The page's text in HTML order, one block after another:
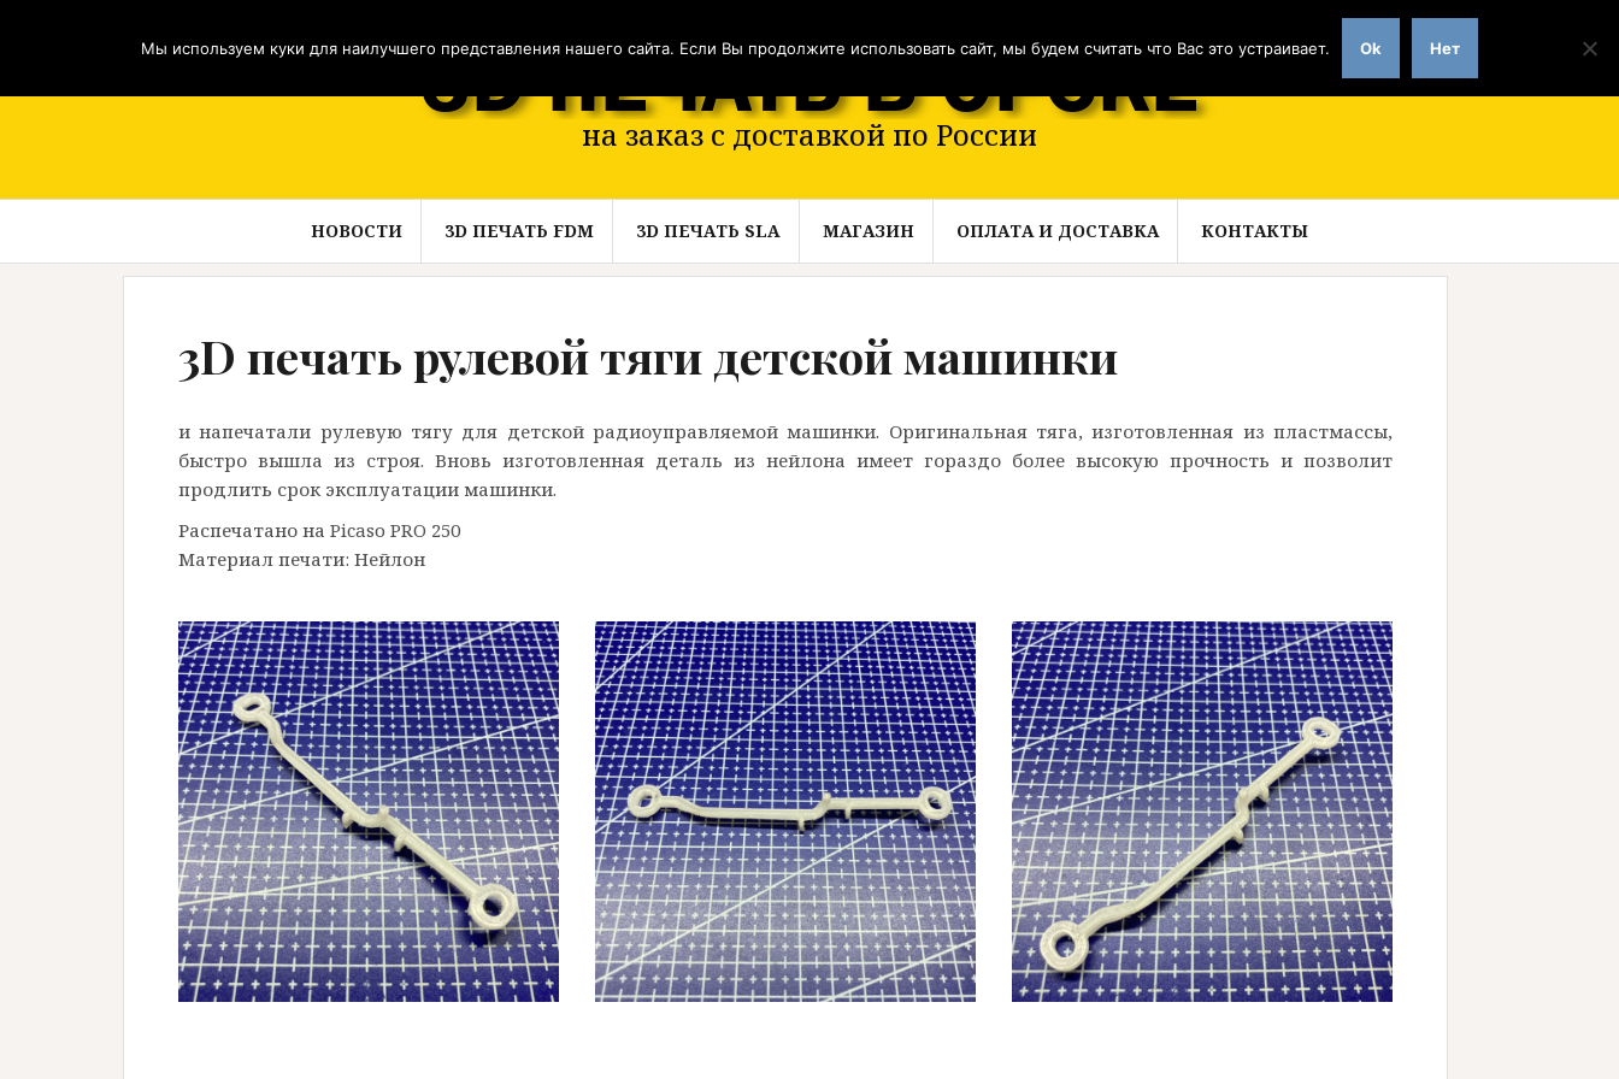
на заказ с доставкой по России
НОВОСТИ 3D ПЕЧАТЬ FDM 3D ПЕЧАТЬ SLA МАГАЗИН ОПЛАТА И ДОСТАВКА КОНТАКТЫ
3D печать рулевой тяги детской машинки
и напечатали рулевую тягу для детской радиоуправляемой машинки. Оригинальная тяга, изготовленная из пластмассы,
быстро вышла из строя. Вновь изготовленная деталь из нейлона имеет гораздо более высокую прочность и позволит
продлить срок эксплуатации машинки.
Распечатано на Picaso PRO 250
Материал печати: Нейлон
Мы используем куки для наилучшего представления нашего сайта. Если Вы продолжите использовать сайт, мы будем считать что Вас это устраивает. Ok Нет